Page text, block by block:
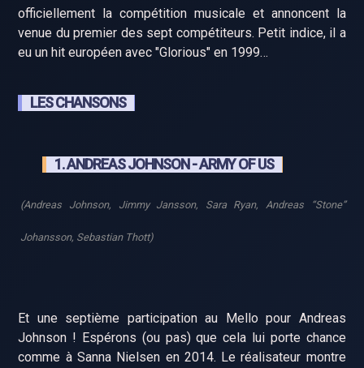
officiellement la compétition musicale et annoncent la
venue du premier des sept compétiteurs. Petit indice, il a
eu un hit européen avec "Glorious" en 1999…
LES CHANSONS
1. ANDREAS JOHNSON - ARMY OF US
(Andreas Johnson, Jimmy Jansson, Sara Ryan, Andreas “Stone”
Johansson, Sebastian Thott)
Et une septième participation au Mello pour Andreas
Johnson ! Espérons (ou pas) que cela lui porte chance
comme à Sanna Nielsen en 2014. Le réalisateur montre